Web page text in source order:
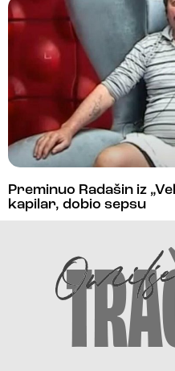
Preminuo Radašin iz
kapilar, dobio sepsu